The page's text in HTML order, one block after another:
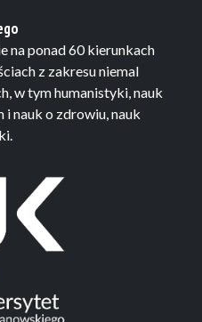
na ponad 60 kierunkach
z zakresu niemal
w tym humanistyki, nauk
i nauk o zdrowiu, nauk